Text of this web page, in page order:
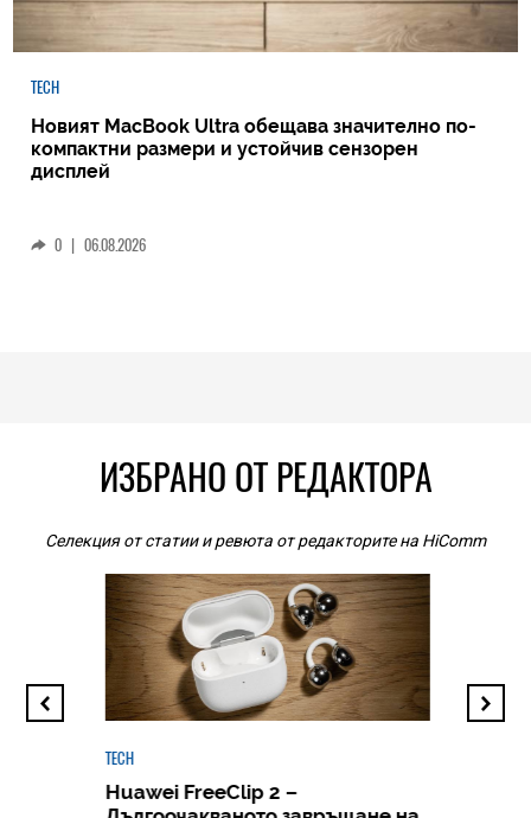
TECH
Новият MacBook Ultra обещава значително по-
компактни размери и устойчив сензорен
дисплей
0 | 06.08.2026
ИЗБРАНО ОТ РЕДАКТОРА
Селекция от статии и ревюта от редакторите на HiComm
TECH
Huawei FreeClip 2 –